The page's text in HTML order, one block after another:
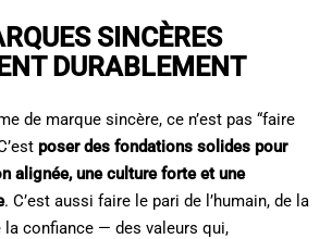
SINCÈRES
DURABLEMENT
de marque sincère, ce n’est pas “faire
poser des fondations solides pour
alignée, une culture forte et une
. C’est aussi faire le pari de l’humain, de la
la confiance — des valeurs qui,